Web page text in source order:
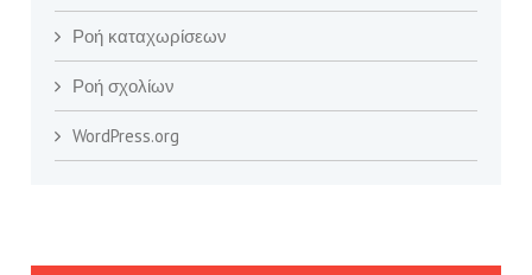
Ροή καταχωρίσεων
Ροή σχολίων
WordPress.org